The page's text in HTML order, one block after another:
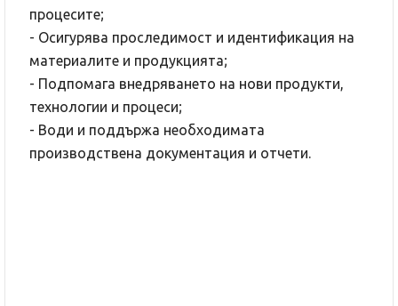
процесите;
- Осигурява проследимост и идентификация на
материалите и продукцията;
- Подпомага внедряването на нови продукти,
технологии и процеси;
- Води и поддържа необходимата
производствена документация и отчети.